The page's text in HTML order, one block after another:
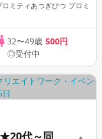
ミティあつぎびつ プロミ
32〜49歳 500円
◎受付中
代～同